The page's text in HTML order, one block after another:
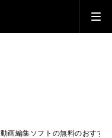
動画編集ソフトの無料のおすす